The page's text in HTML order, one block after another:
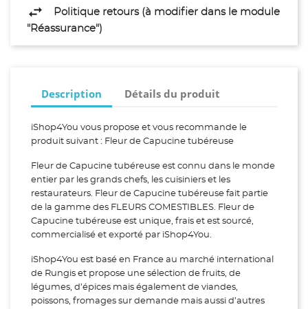
Politique retours (à modifier dans le module
"Réassurance")
Description Détails du produit
iShop4You vous propose et vous recommande le
produit suivant : Fleur de Capucine tubéreuse
Fleur de Capucine tubéreuse est connu dans le monde
entier par les grands chefs, les cuisiniers et les
restaurateurs. Fleur de Capucine tubéreuse fait partie
de la gamme des FLEURS COMESTIBLES. Fleur de
Capucine tubéreuse est unique, frais et est sourcé,
commercialisé et exporté par iShop4You.
iShop4You est basé en France au marché international
de Rungis et propose une sélection de fruits, de
légumes, d’épices mais également de viandes,
poissons, fromages sur demande mais aussi d’autres